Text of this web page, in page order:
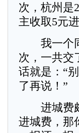
次，杭州是
主收取5元进
我一个同
次，一共交
话就是：“
了再说！”
进城费颇
进城费，那